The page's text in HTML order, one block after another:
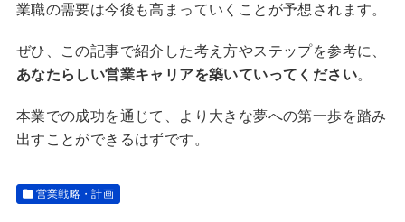
業職の需要は今後も高まっていくことが予想されます。
ぜひ、この記事で紹介した考え方やステップを参考に、
あなたらしい営業キャリアを築いていってください。
本業での成功を通じて、より大きな夢への第一歩を踏み
出すことができるはずです。
営業戦略・計画